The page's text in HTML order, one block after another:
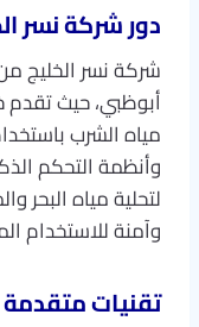
دور شركة نسر
شركة نسر الخليج
أبوظبي، حيث
مياه الشرب
وأنظمة التحكم
لتحلية مياه البحر
وآمنة للاستخدام
تقنيات